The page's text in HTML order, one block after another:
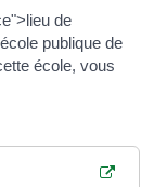
de
publique de
école, vous